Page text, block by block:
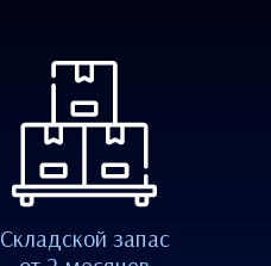
Складской запас